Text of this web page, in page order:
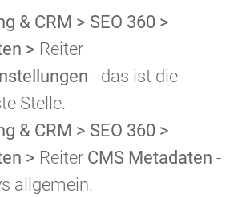
& CRM > SEO 360 >
> Reiter
- das ist die
Stelle.
& CRM > SEO 360 >
> Reiter CMS Metadaten -
allgemein.